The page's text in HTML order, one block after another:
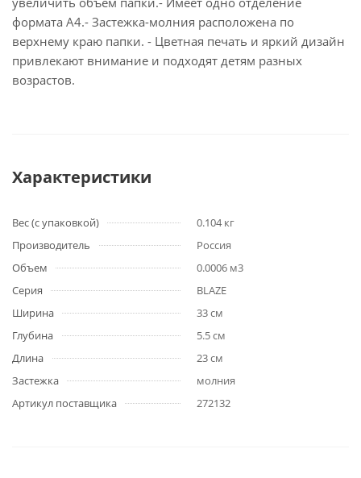
формата А4.- Застежка-молния расположена по
верхнему краю папки. - Цветная печать и яркий дизайн
привлекают внимание и подходят детям разных
возрастов.
Характеристики
Вес (с упаковкой)
0.104 кг
Производитель
Россия
Объем
0.0006 м3
Серия
BLAZE
Ширина
33 см
Глубина
5.5 см
Длина
23 см
Застежка
молния
Артикул поставщика
272132